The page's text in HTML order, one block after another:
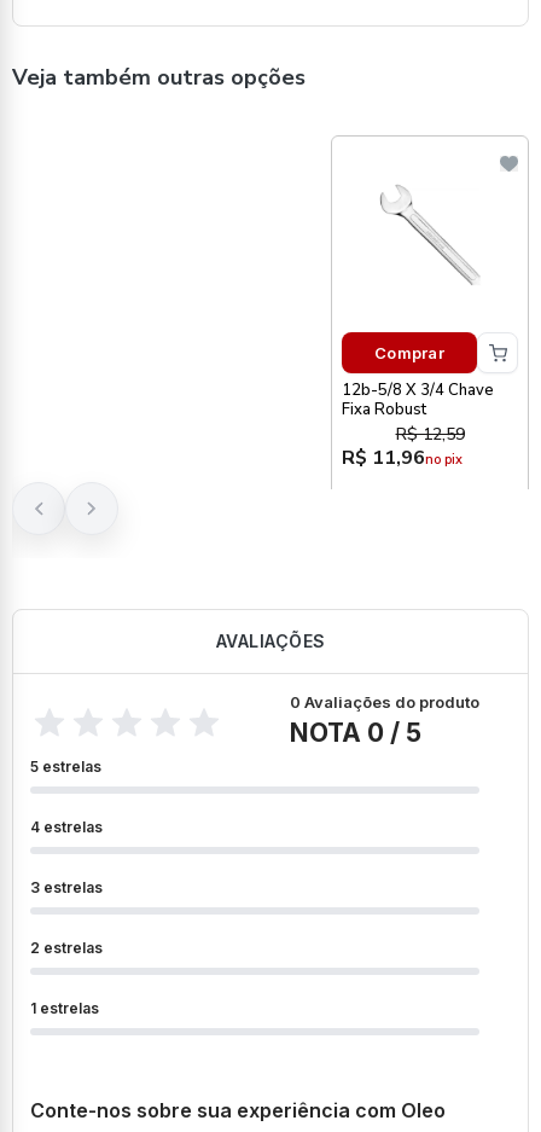
Veja também outras opções
Comprar
12b-5/8 X 3/4 Chave
Fixa Robust
R$ 12,59
R$ 11,96no pix
AVALIAÇÕES
0 Avaliações do produto
NOTA 0 / 5
5 estrelas
4 estrelas
3 estrelas
2 estrelas
1 estrelas
Conte-nos sobre sua experiência com Oleo